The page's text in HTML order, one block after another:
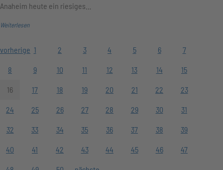
Anaheim heute ein riesiges…
Weiterlesen
vorherige 1 2 3 4 5 6 7
8 9 10 11 12 13 14 15
16 17 18 19 20 21 22 23
24 25 26 27 28 29 30 31
32 33 34 35 36 37 38 39
40 41 42 43 44 45 46 47